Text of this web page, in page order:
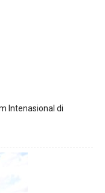
Intenasional di